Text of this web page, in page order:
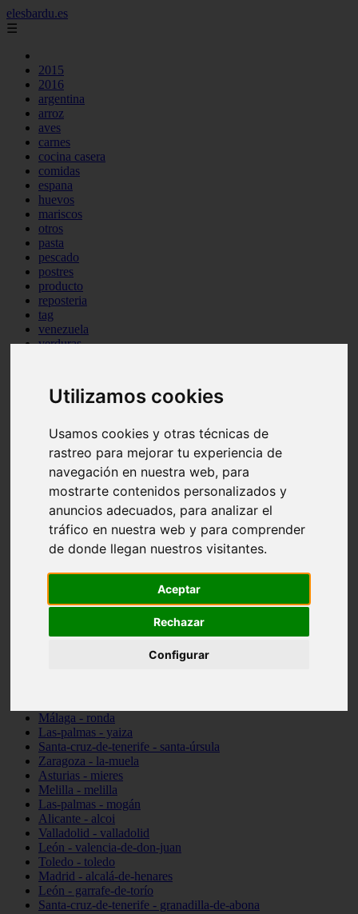
Utilizamos cookies
Usamos cookies y otras técnicas de
rastreo para mejorar tu experiencia de
navegación en nuestra web, para
mostrarte contenidos personalizados y
anuncios adecuados, para analizar el
tráfico en nuestra web y para comprender
de donde llegan nuestros visitantes.
Aceptar
Rechazar
Configurar
elesbardu.es
☰
2015
2016
argentina
arroz
aves
carnes
cocina casera
comidas
espana
huevos
mariscos
otros
pasta
pescado
postres
producto
reposteria
tag
venezuela
verduras
Teruel - sarrión
Cádiz - algodonales
Madrid - madrid
Asturias - oviedo
Cádiz - el-puerto-de-santa-maría
Asturias - aller
álava - vitoria-gasteiz
Málaga - marbella
Zaragoza - zaragoza
Barcelona - barcelona
Valencia - valencia
Toledo - seseña
Cantabria - val-de-san-vicente
Málaga - ronda
Las-palmas - yaiza
Santa-cruz-de-tenerife - santa-úrsula
Zaragoza - la-muela
Asturias - mieres
Melilla - melilla
Las-palmas - mogán
Alicante - alcoi
Valladolid - valladolid
León - valencia-de-don-juan
Toledo - toledo
Madrid - alcalá-de-henares
León - garrafe-de-torío
Santa-cruz-de-tenerife - granadilla-de-abona